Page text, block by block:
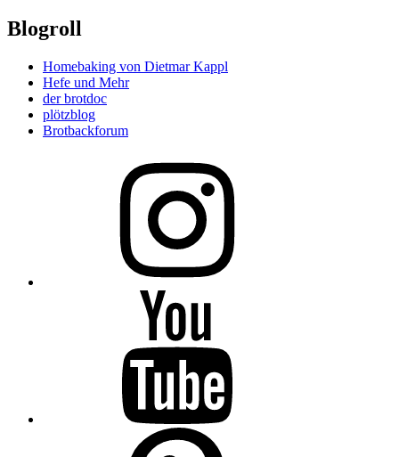
Blogroll
Homebaking von Dietmar Kappl
Hefe und Mehr
der brotdoc
plötzblog
Brotbackforum